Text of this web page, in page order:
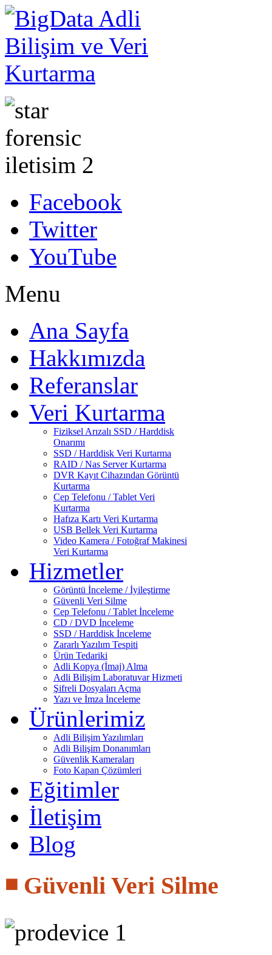
Facebook
Twitter
YouTube
Menu
Ana Sayfa
Hakkımızda
Referanslar
Veri Kurtarma
Fiziksel Arızalı SSD / Harddisk
Onarımı
SSD / Harddisk Veri Kurtarma
RAID / Nas Server Kurtarma
DVR Kayıt Cihazından Görüntü
Kurtarma
Cep Telefonu / Tablet Veri
Kurtarma
Hafıza Kartı Veri Kurtarma
USB Bellek Veri Kurtarma
Video Kamera / Fotoğraf Makinesi
Veri Kurtarma
Hizmetler
Görüntü İnceleme / İyileştirme
Güvenli Veri Silme
Cep Telefonu / Tablet İnceleme
CD / DVD İnceleme
SSD / Harddisk İnceleme
Zararlı Yazılım Tespiti
Ürün Tedariki
Adli Kopya (İmaj) Alma
Adli Bilişim Laboratuvar Hizmeti
Şifreli Dosyaları Açma
Yazı ve İmza İnceleme
Ürünlerimiz
Adli Bilişim Yazılımları
Adli Bilişim Donanımları
Güvenlik Kameraları
Foto Kapan Çözümleri
Eğitimler
İletişim
Blog
◾ Güvenli Veri Silme